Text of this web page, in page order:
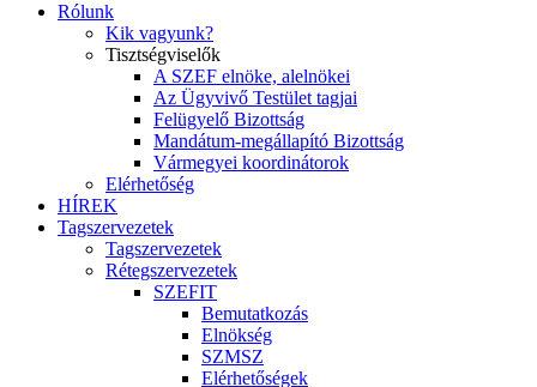
Rólunk
Kik vagyunk?
Tisztségviselők
A SZEF elnöke, alelnökei
Az Ügyvivő Testület tagjai
Felügyelő Bizottság
Mandátum-megállapító Bizottság
Vármegyei koordinátorok
Elérhetőség
HÍREK
Tagszervezetek
Tagszervezetek
Rétegszervezetek
SZEFIT
Bemutatkozás
Elnökség
SZMSZ
Elérhetőségek